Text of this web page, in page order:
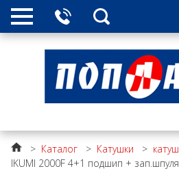
> Каталог > Катушки >
IKUMI 2000F 4+1 подшип + зап.шпуля